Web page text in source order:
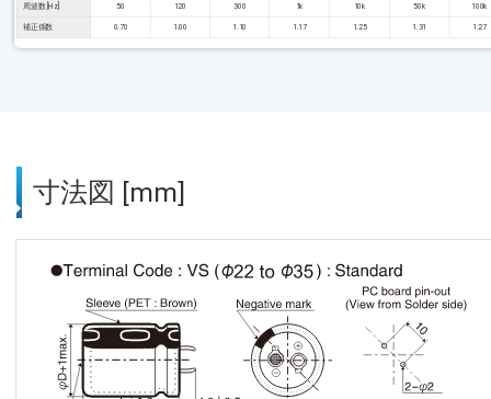
周波数 [Hz] 50 120 300 1k 10k 50k 100k
補正係数 0.70 1.00 1.10 1.17 1.25 1.31 1.27
寸法図 [mm]